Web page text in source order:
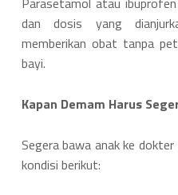
dan dosis yang
memberikan obat tanpa
bayi.
Kapan Demam Harus
Segera bawa anak ke
kondisi berikut: